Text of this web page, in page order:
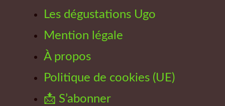
Les dégustations Ugo
Mention légale
À propos
Politique de cookies (UE)
📩 S’abonner